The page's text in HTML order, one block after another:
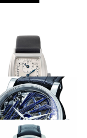
ドムーブ搭載機
WATCH
コ 1930
に青い氷を従える